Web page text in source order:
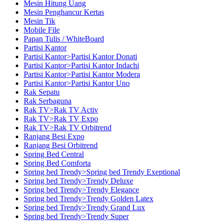
Mesin Hitung Uang
Mesin Penghancur Kertas
Mesin Tik
Mobile File
Papan Tulis / WhiteBoard
Partisi Kantor
Partisi Kantor>Partisi Kantor Donati
Partisi Kantor>Partisi Kantor Indachi
Partisi Kantor>Partisi Kantor Modera
Partisi Kantor>Partisi Kantor Uno
Rak Sepatu
Rak Serbaguna
Rak TV>Rak TV Activ
Rak TV>Rak TV Expo
Rak TV>Rak TV Orbitrend
Ranjang Besi Expo
Ranjang Besi Orbitrend
Spring Bed Central
Spring Bed Comforta
Spring bed Trendy>Spring bed Trendy Exeptional
Spring bed Trendy>Trendy Deluxe
Spring bed Trendy>Trendy Elegance
Spring bed Trendy>Trendy Golden Latex
Spring bed Trendy>Trendy Grand Lux
Spring bed Trendy>Trendy Super